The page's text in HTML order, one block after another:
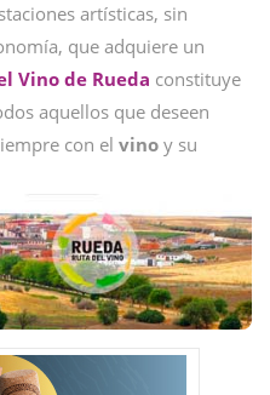
artísticas, sin
que adquiere un
Vino de Rueda constituye
aquellos que deseen
con el vino y su